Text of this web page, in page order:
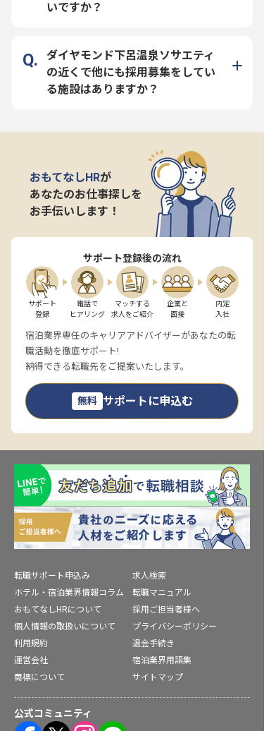
いですか？
ダイヤモンド下呂温泉ソサエティ
の近くで他にも採用募集をしてい
る施設はありますか？
おもてなしHRが
あなたのお仕事探しを
お手伝いします！
サポート登録後の流れ
サポート
登録
電話で
ヒアリング
マッチする
求人をご紹介
企業と
面接
内定
入社
宿泊業界専任のキャリアアドバイザーがあなたの転
職活動を徹底サポート!
納得できる転職先をご提案いたします。
無料 サポートに申込む
転職サポート申込み
求人検索
ホテル・宿泊業界情報コラム
転職マニュアル
おもてなしHRについて
採用ご担当者様へ
個人情報の取扱いについて
プライバシーポリシー
利用規約
退会手続き
運営会社
宿泊業界用語集
商標について
サイトマップ
公式コミュニティ